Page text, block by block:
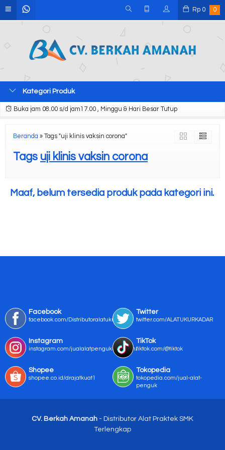
Rp 0 0
Kategori Produk
Buka jam 08.00 s/d jam17.00 , Minggu & Hari Besar Tutup
Beranda » Tags "uji klinis vaksin corona"
Tags uji klinis vaksin corona
Maaf, belum tersedia produk pada kategori ini.
Facebook
facebook.com/Distributoralatukur
Twitter
twitter.com/ALATUKURKADAR
Instagram
instagram.com/jualalatpengukurmurah/
TikTok
tiktok.com/@tiktok
Shopee
shopee.co.id/drajatkuat1
Tokopedia
tokopedia.com/jual-alat-
penguk
CV. Berkah Amanah - Distributor Alat Praktek SMK
Terlengkap